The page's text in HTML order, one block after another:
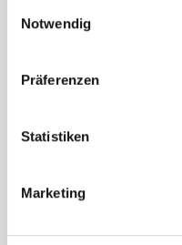
Notwendig
Präferenzen
Statistiken
Marketing